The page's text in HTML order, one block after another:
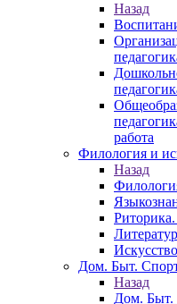
Назад
работа
Филология и
Назад
Риторика.
Искусство
Дом. Быт.
Назад
Дом. Быт.